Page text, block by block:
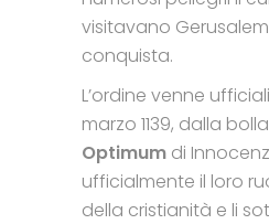
visitavano
conquista.
L’ordine venne
marzo 1139, dalla bolla
Optimum di
ufficialmente il loro
della cristianità e li